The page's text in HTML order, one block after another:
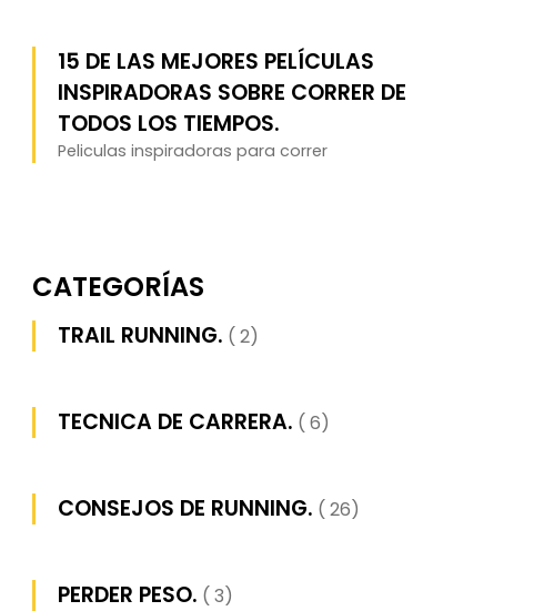
15 DE LAS MEJORES PELÍCULAS
INSPIRADORAS SOBRE CORRER DE
TODOS LOS TIEMPOS.
Peliculas inspiradoras para correr
CATEGORÍAS
TRAIL RUNNING. ( 2)
TECNICA DE CARRERA. ( 6)
CONSEJOS DE RUNNING. ( 26)
PERDER PESO. ( 3)